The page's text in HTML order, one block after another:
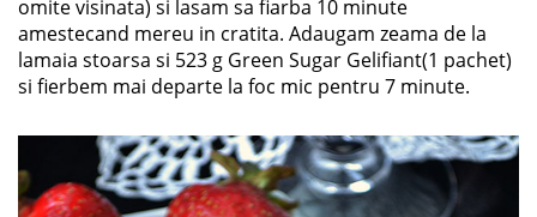
omite visinata) si lasam sa fiarba 10 minute
amestecand mereu in cratita. Adaugam zeama de la
lamaia stoarsa si 523 g Green Sugar Gelifiant(1 pachet)
si fierbem mai departe la foc mic pentru 7 minute.